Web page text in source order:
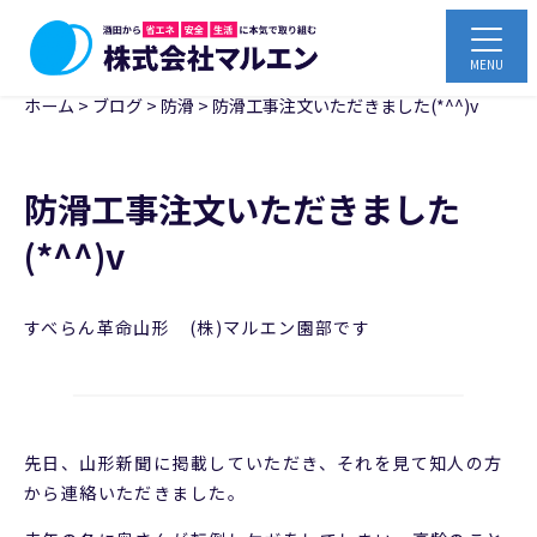
ホーム > ブログ > 防滑 > 防滑工事注文いただきました(*^^)v
防滑工事注文いただきました
(*^^)v
すべらん革命山形 (株)マルエン園部です
先日、山形新聞に掲載していただき、それを見て知人の方
から連絡いただきました。